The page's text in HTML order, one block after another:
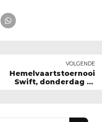
VOLGENDE
Hemelvaartstoernooi
Swift, donderdag 21